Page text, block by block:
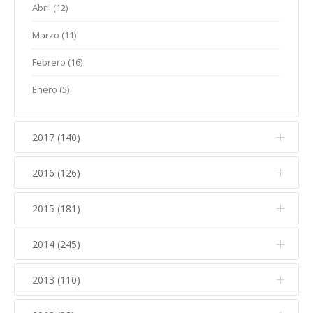
Enero (12)
Abril (12)
Marzo (11)
Febrero (16)
Enero (5)
2017 (140)
Diciembre (6)
Noviembre (11)
Septiembre (8)
Agosto (2)
2016 (126)
Diciembre (7)
Noviembre (14)
Septiembre (5)
2015 (181)
Diciembre (13)
Noviembre (19)
2014 (245)
Diciembre (20)
2013 (110)